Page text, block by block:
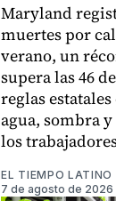
Maryland
muertes por
verano, un
supera las 46
reglas
agua, sombra y
los
EL TIEMPO LATINO
7 de agosto de 2026